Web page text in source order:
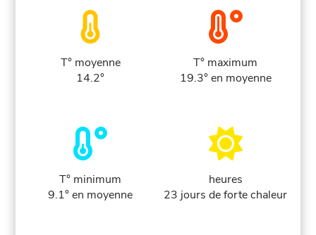
T° moyenne
14.2°
T° maximum
19.3° en moyenne
T° minimum
9.1° en moyenne
heures
23 jours de forte chaleur